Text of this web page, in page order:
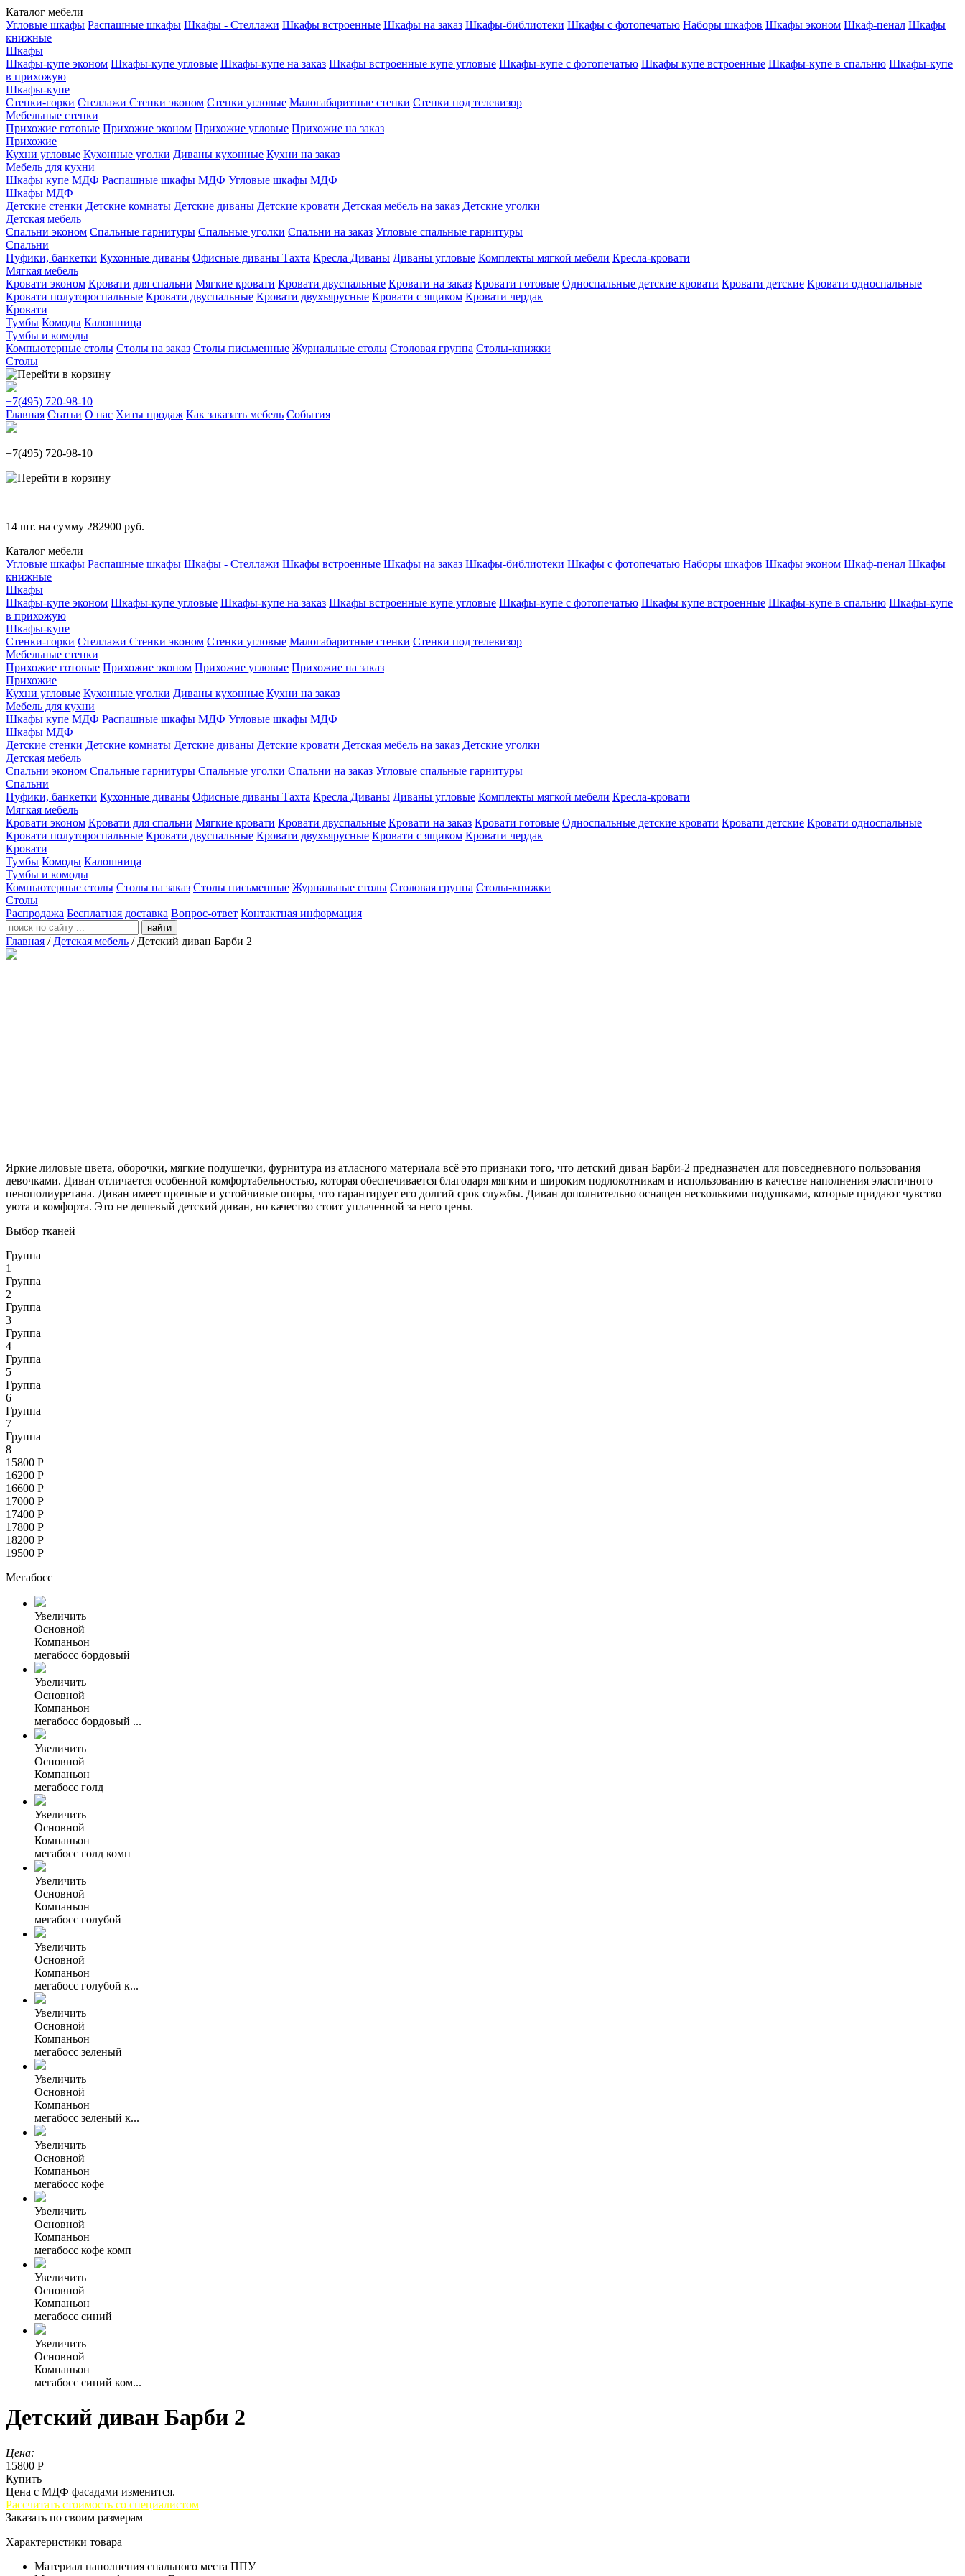
Каталог мебели
Угловые шкафы Распашные шкафы Шкафы - Стеллажи Шкафы встроенные Шкафы на заказ Шкафы-библиотеки Шкафы с фотопечатью Наборы шкафов Шкафы эконом Шкаф-пенал Шкафы
книжные
Шкафы
Шкафы-купе эконом Шкафы-купе угловые Шкафы-купе на заказ Шкафы встроенные купе угловые Шкафы-купе с фотопечатью Шкафы купе встроенные Шкафы-купе в спальню Шкафы-купе
в прихожую
Шкафы-купе
Стенки-горки Стеллажи Стенки эконом Стенки угловые Малогабаритные стенки Стенки под телевизор
Мебельные стенки
Прихожие готовые Прихожие эконом Прихожие угловые Прихожие на заказ
Прихожие
Кухни угловые Кухонные уголки Диваны кухонные Кухни на заказ
Мебель для кухни
Шкафы купе МДФ Распашные шкафы МДФ Угловые шкафы МДФ
Шкафы МДФ
Детские стенки Детские комнаты Детские диваны Детские кровати Детская мебель на заказ Детские уголки
Детская мебель
Спальни эконом Спальные гарнитуры Спальные уголки Спальни на заказ Угловые спальные гарнитуры
Спальни
Пуфики, банкетки Кухонные диваны Офисные диваны Тахта Кресла Диваны Диваны угловые Комплекты мягкой мебели Кресла-кровати
Мягкая мебель
Кровати эконом Кровати для спальни Мягкие кровати Кровати двуспальные Кровати на заказ Кровати готовые Односпальные детские кровати Кровати детские Кровати односпальные
Кровати полутороспальные Кровати двуспальные Кровати двухъярусные Кровати с ящиком Кровати чердак
Кровати
Тумбы Комоды Калошница
Тумбы и комоды
Компьютерные столы Столы на заказ Столы письменные Журнальные столы Столовая группа Столы-книжки
Столы
+7(495) 720-98-10
Главная Статьи О нас Хиты продаж Как заказать мебель События
+7(495) 720-98-10
14 шт. на сумму 282900 руб.
Каталог мебели
Угловые шкафы Распашные шкафы Шкафы - Стеллажи Шкафы встроенные Шкафы на заказ Шкафы-библиотеки Шкафы с фотопечатью Наборы шкафов Шкафы эконом Шкаф-пенал Шкафы
книжные
Шкафы
Шкафы-купе эконом Шкафы-купе угловые Шкафы-купе на заказ Шкафы встроенные купе угловые Шкафы-купе с фотопечатью Шкафы купе встроенные Шкафы-купе в спальню Шкафы-купе
в прихожую
Шкафы-купе
Стенки-горки Стеллажи Стенки эконом Стенки угловые Малогабаритные стенки Стенки под телевизор
Мебельные стенки
Прихожие готовые Прихожие эконом Прихожие угловые Прихожие на заказ
Прихожие
Кухни угловые Кухонные уголки Диваны кухонные Кухни на заказ
Мебель для кухни
Шкафы купе МДФ Распашные шкафы МДФ Угловые шкафы МДФ
Шкафы МДФ
Детские стенки Детские комнаты Детские диваны Детские кровати Детская мебель на заказ Детские уголки
Детская мебель
Спальни эконом Спальные гарнитуры Спальные уголки Спальни на заказ Угловые спальные гарнитуры
Спальни
Пуфики, банкетки Кухонные диваны Офисные диваны Тахта Кресла Диваны Диваны угловые Комплекты мягкой мебели Кресла-кровати
Мягкая мебель
Кровати эконом Кровати для спальни Мягкие кровати Кровати двуспальные Кровати на заказ Кровати готовые Односпальные детские кровати Кровати детские Кровати односпальные
Кровати полутороспальные Кровати двуспальные Кровати двухъярусные Кровати с ящиком Кровати чердак
Кровати
Тумбы Комоды Калошница
Тумбы и комоды
Компьютерные столы Столы на заказ Столы письменные Журнальные столы Столовая группа Столы-книжки
Столы
Распродажа Бесплатная доставка Вопрос-ответ Контактная информация
найти
Главная / Детская мебель / Детский диван Барби 2
Яркие лиловые цвета, оборочки, мягкие подушечки, фурнитура из атласного материала всё это признаки того, что детский диван Барби-2 предназначен для повседневного пользования
девочками. Диван отличается особенной комфортабельностью, которая обеспечивается благодаря мягким и широким подлокотникам и использованию в качестве наполнения эластичного
пенополиуретана. Диван имеет прочные и устойчивые опоры, что гарантирует его долгий срок службы. Диван дополнительно оснащен несколькими подушками, которые придают чувство
уюта и комфорта. Это не дешевый детский диван, но качество стоит уплаченной за него цены.
Выбор тканей
Группа
1
Группа
2
Группа
3
Группа
4
Группа
5
Группа
6
Группа
7
Группа
8
15800 Р
16200 Р
16600 Р
17000 Р
17400 Р
17800 Р
18200 Р
19500 Р
Мегабосс
Увеличить
Основной
Компаньон
мегабосс бордовый
Увеличить
Основной
Компаньон
мегабосс бордовый ...
Увеличить
Основной
Компаньон
мегабосс голд
Увеличить
Основной
Компаньон
мегабосс голд комп
Увеличить
Основной
Компаньон
мегабосс голубой
Увеличить
Основной
Компаньон
мегабосс голубой к...
Увеличить
Основной
Компаньон
мегабосс зеленый
Увеличить
Основной
Компаньон
мегабосс зеленый к...
Увеличить
Основной
Компаньон
мегабосс кофе
Увеличить
Основной
Компаньон
мегабосс кофе комп
Увеличить
Основной
Компаньон
мегабосс синий
Увеличить
Основной
Компаньон
мегабосс синий ком...
Детский диван Барби 2
Цена:
15800 Р
Купить
Цена с МДФ фасадами изменится.
Рассчитать стоимость со специалистом
Заказать по своим размерам
Характеристики товара
Материал наполнения спального места ППУ